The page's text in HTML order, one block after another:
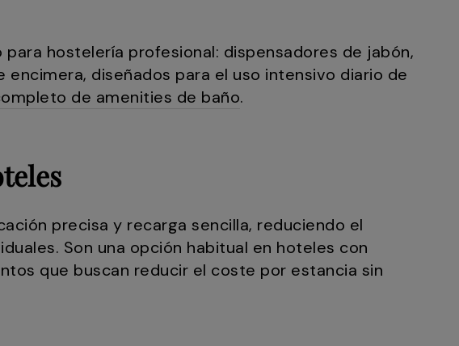
hostelería profesional: dispensadores de jabón,
diseñados para el uso intensivo diario de
de amenities de baño.
precisa y recarga sencilla, reduciendo el
Son una opción habitual en hoteles con
que buscan reducir el coste por estancia sin